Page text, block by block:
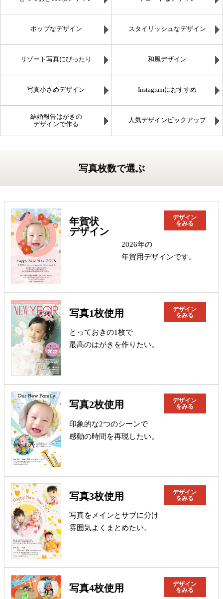
ポップなデザイン スタイリッシュなデザイン
リゾート写真にぴったり 和風デザイン
写真小さめデザイン Instagramにおすすめ
結婚報告はがきの
デザインで作る
人気デザインピックアップ
写真枚数で選ぶ
年賀状
デザイン
デザイン
をみる
2026年の
年賀用デザインです。
写真1枚使用
デザイン
をみる
とっておきの1枚で
最高のはがきを作りたい。
写真2枚使用
デザイン
をみる
印象的な2つのシーンで
感動の時間を再現したい。
写真3枚使用
デザイン
をみる
写真をメインとサブに分け
雰囲気よくまとめたい。
写真4枚使用
デザイン
をみる